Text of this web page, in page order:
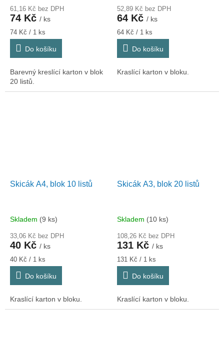
61,16 Kč bez DPH
74 Kč / ks
Měrná
cena:
74 Kč / 1 ks
Do košíku
Barevný kreslící karton v blok
20 listů.
52,89 Kč bez DPH
64 Kč / ks
Měrná
cena:
64 Kč / 1 ks
Do košíku
Kraslící karton v bloku.
Skicák A4, blok 10 listů
Skladem (9 ks)
33,06 Kč bez DPH
40 Kč / ks
Měrná
cena:
40 Kč / 1 ks
Do košíku
Kraslící karton v bloku.
Skicák A3, blok 20 listů
Skladem (10 ks)
108,26 Kč bez DPH
131 Kč / ks
Měrná
cena:
131 Kč / 1 ks
Do košíku
Kraslící karton v bloku.